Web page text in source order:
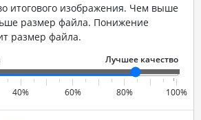
итогового изображения. Чем выше
размер файла. Понижение
размер файла.
40% 60% 80% 100%